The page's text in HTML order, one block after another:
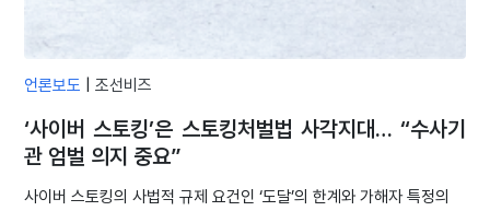
언론보도 |조선비즈
‘사이버 스토킹’은 스토킹처벌법 사각지대… “수사기
관 엄벌 의지 중요”
사이버 스토킹의 사법적 규제 요건인 ‘도달’의 한계와 가해자 특정의